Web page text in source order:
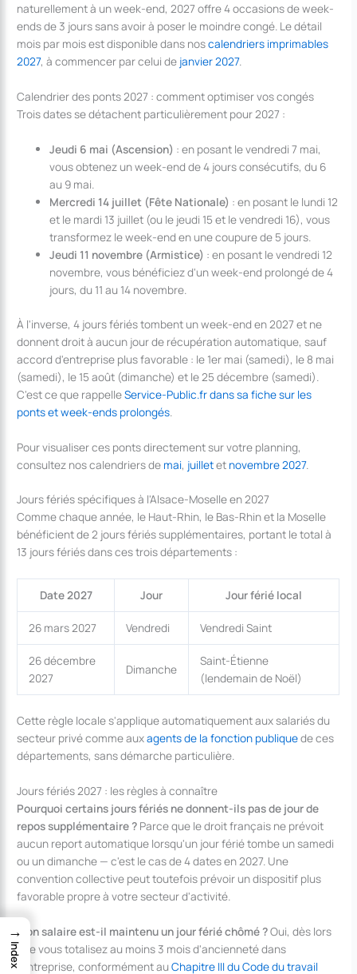
naturellement à un week-end, 2027 offre 4 occasions de week-
ends de 3 jours sans avoir à poser le moindre congé. Le détail
mois par mois est disponible dans noscalendriers imprimables
2027, à commencer par celui de janvier 2027.
Calendrier des ponts 2027 : comment optimiser vos congés
Trois dates se détachent particulièrement pour 2027 :
Jeudi 6 mai (Ascension) : en posant le vendredi 7 mai,
vous obtenez un week-end de 4 jours consécutifs, du 6
au 9 mai.
Mercredi 14 juillet (Fête Nationale) : en posant le lundi 12
et le mardi 13 juillet (ou le jeudi 15 et le vendredi 16), vous
transformez le week-end en une coupure de 5 jours.
Jeudi 11 novembre (Armistice) : en posant le vendredi 12
novembre, vous bénéficiez d'un week-end prolongé de 4
jours, du 11 au 14 novembre.
À l'inverse, 4 jours fériés tombent un week-end en 2027 et ne
donnent droit à aucun jour de récupération automatique, sauf
accord d'entreprise plus favorable : le 1er mai (samedi), le 8 mai
(samedi), le 15 août (dimanche) et le 25 décembre (samedi).
C'est ce que rappelleService-Public.fr dans sa fiche sur les
ponts et week-ends prolongés
Pour visualiser ces ponts directement sur votre planning,
consultez nos calendriers de mai, juilletet novembre 2027.
Jours fériés spécifiques à l'Alsace-Moselle en 2027
Comme chaque année, le Haut-Rhin, le Bas-Rhin et la Moselle
bénéficient de 2 jours fériés supplémentaires, portant le total à
13 jours fériés dans ces trois départements :
Date 2027 Jour Jour férié local
26 mars 2027 Vendredi Vendredi Saint
26 décembre
2027
Dimanche
Saint-Étienne
(lendemain de Noël)
Cette règle locale s'applique automatiquement aux salariés du
secteur privé comme auxagents de la fonction publiquede ces
départements, sans démarche particulière.
Jours fériés 2027 : les règles à connaître
Pourquoi certains jours fériés ne donnent-ils pas de jour de
repos supplémentaire ? Parce que le droit français ne prévoit
aucun report automatique lorsqu'un jour férié tombe un samedi
ou un dimanche — c'est le cas de 4 dates en 2027. Une
convention collective peut toutefois prévoir un dispositif plus
favorable propre à votre secteur d'activité.
Mon salaire est-il maintenu un jour férié chômé ?Oui, dès lors
que vous totalisez au moins 3 mois d'ancienneté dans
l'entreprise, conformément auChapitre III du Code du travail
→
Index